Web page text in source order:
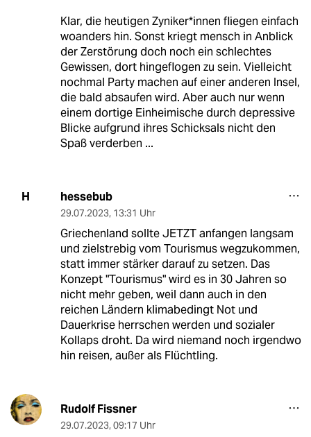
Klar, die heutigen Zyniker*innen fliegen einfach
woanders hin. Sonst kriegt mensch in Anblick
der Zerstörung doch noch ein schlechtes
Gewissen, dort hingeflogen zu sein. Vielleicht
nochmal Party machen auf einer anderen Insel,
die bald absaufen wird. Aber auch nur wenn
einem dortige Einheimische durch depressive
Blicke aufgrund ihres Schicksals nicht den
Spaß verderben ...
H hessebub
29.07.2023, 13:31 Uhr
Griechenland sollte JETZT anfangen langsam
und zielstrebig vom Tourismus wegzukommen,
statt immer stärker darauf zu setzen. Das
Konzept "Tourismus" wird es in 30 Jahren so
nicht mehr geben, weil dann auch in den
reichen Ländern klimabedingt Not und
Dauerkrise herrschen werden und sozialer
Kollaps droht. Da wird niemand noch irgendwo
hin reisen, außer als Flüchtling.
Rudolf Fissner
29.07.2023, 09:17 Uhr